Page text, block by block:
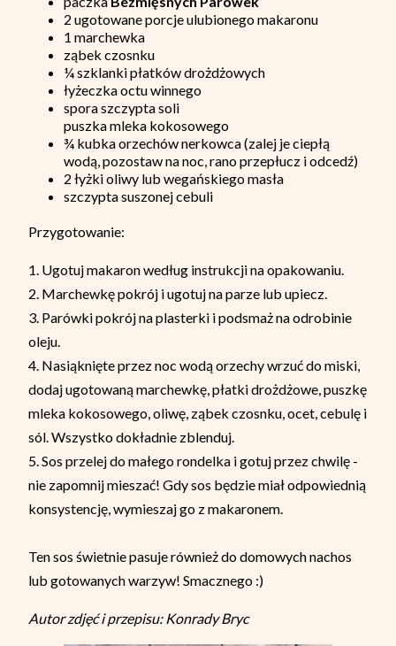
2 ugotowane porcje ulubionego makaronu
1 marchewka
ząbek czosnku
¼ szklanki płatków drożdżowych
łyżeczka octu winnego
spora szczypta soli
puszka mleka kokosowego
¾ kubka orzechów nerkowca (zalej je ciepłą
wodą, pozostaw na noc, rano przepłucz i odcedź)
2 łyżki oliwy lub wegańskiego masła
szczypta suszonej cebuli
Przygotowanie:
1. Ugotuj makaron według instrukcji na opakowaniu.
2. Marchewkę pokrój i ugotuj na parze lub upiecz.
3. Parówki pokrój na plasterki i podsmaż na odrobinie
oleju.
4. Nasiąknięte przez noc wodą orzechy wrzuć do miski,
dodaj ugotowaną marchewkę, płatki drożdżowe, puszkę
mleka kokosowego, oliwę, ząbek czosnku, ocet, cebulę i
sól. Wszystko dokładnie zblenduj.
5. Sos przelej do małego rondelka i gotuj przez chwilę -
nie zapomnij mieszać! Gdy sos będzie miał odpowiednią
konsystencję, wymieszaj go z makaronem.
Ten sos świetnie pasuje również do domowych nachos
lub gotowanych warzyw! Smacznego :)
Autor zdjęć i przepisu: Konrady Bryc